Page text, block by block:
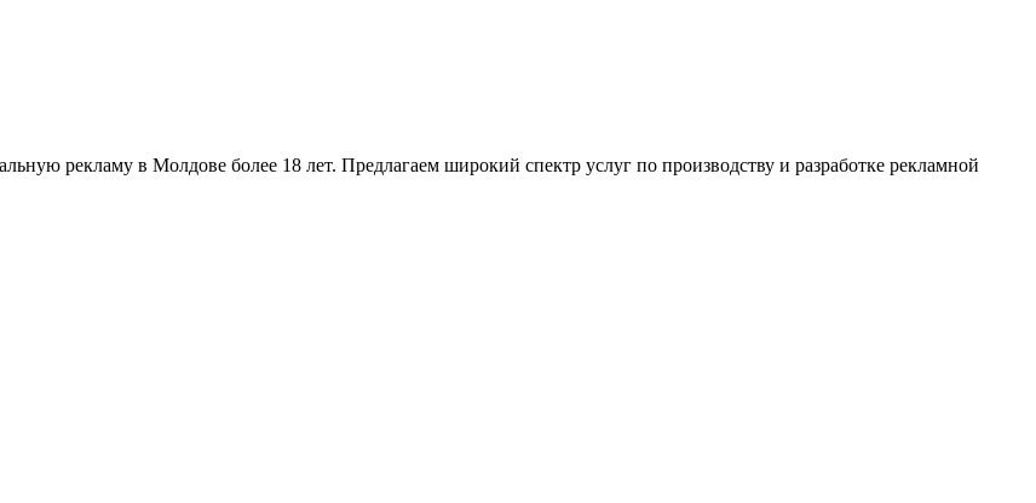
рекламу в Молдове более 18 лет. Предлагаем широкий спектр услуг по производству и разработке рекламной